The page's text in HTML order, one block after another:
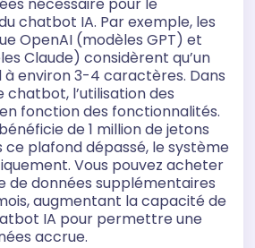
chatbot IA. Par exemple, les
OpenAI (modèles GPT) et
Claude) considèrent qu’un
environ 3-4 caractères. Dans
l’utilisation des
fonction des fonctionnalités.
de 1 million de jetons
ce plafond dépassé, le système
Vous pouvez acheter
de données supplémentaires
augmentant la capacité de
IA pour permettre une
accrue.